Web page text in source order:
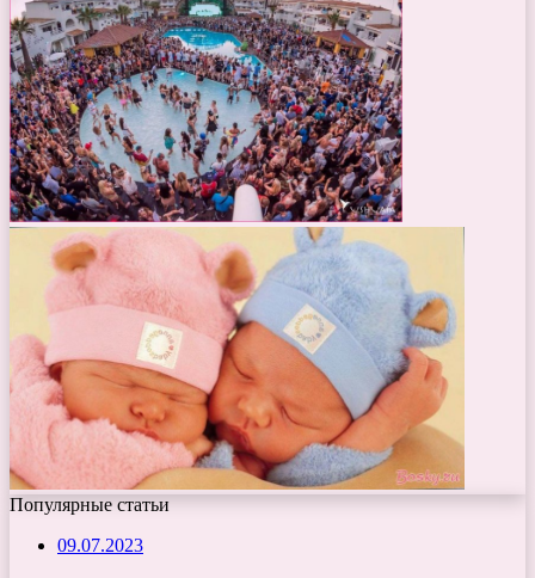
Популярные статьи
09.07.2023